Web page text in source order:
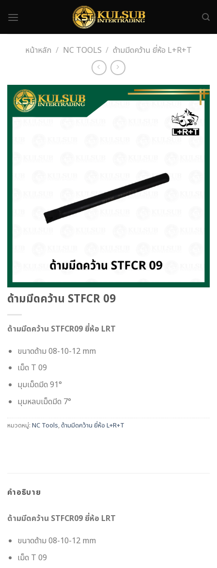
หน้าหลัก / NC TOOLS / ด้ามมีดคว้าน ยี่ห้อ L+R+T
ด้ามมีดคว้าน STFCR 09
ด้ามมีดคว้าน STFCR09 ยี่ห้อ LRT
ขนาดด้าม 08-10-12 mm
เม็ด T 09
มุมเม็ดมีด 91°
มุมหลบเม็ดมีด 7°
หมวดหมู่: NC Tools,ด้ามมีดคว้าน ยี่ห้อ L+R+T
คำอธิบาย
ด้ามมีดคว้าน STFCR09 ยี่ห้อ LRT
ขนาดด้าม 08-10-12 mm
เม็ด T 09